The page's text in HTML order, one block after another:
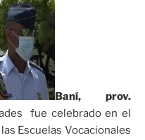
Baní, prov.
fue celebrado en el
Escuelas Vocacionales